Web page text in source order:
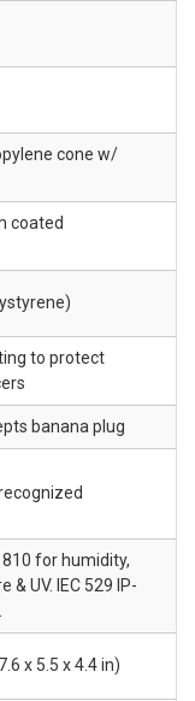
cone w/
coated
to protect
banana plug
for humidity,
UV. IEC 529 IP-
x 5.5 x 4.4 in)